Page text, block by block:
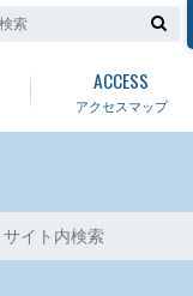
アクセスマップ
ACCESS